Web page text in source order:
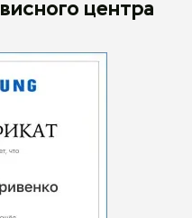
центра